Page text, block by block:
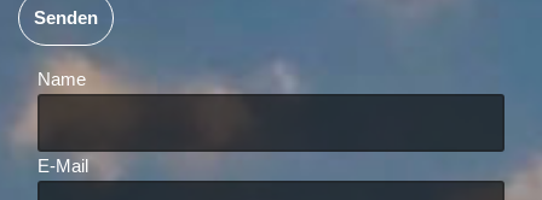
Senden
Name
E-Mail